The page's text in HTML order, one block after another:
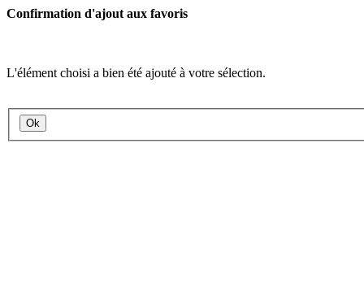
Confirmation d'ajout aux favoris
L'élément choisi a bien été ajouté à votre sélection.